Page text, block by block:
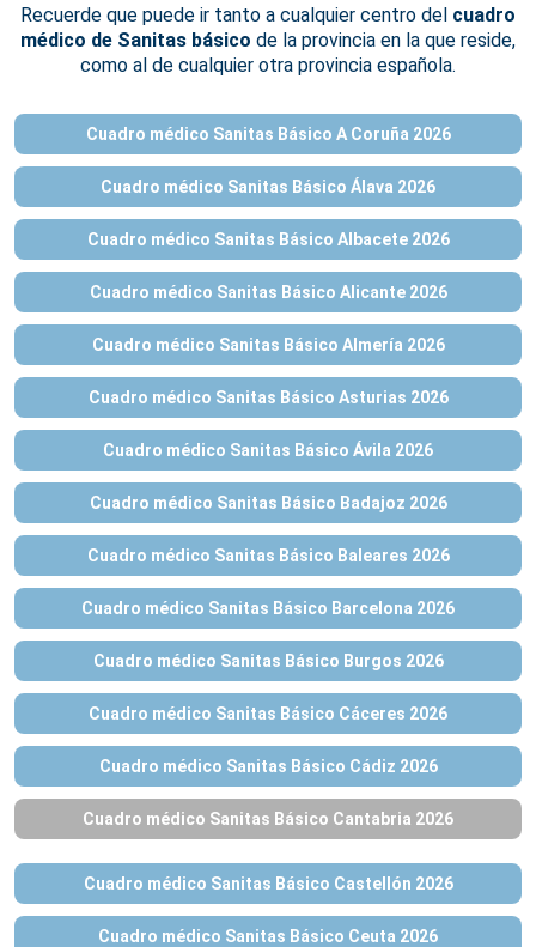
Recuerde que puede ir tanto a cualquier centro del cuadro
médico de Sanitas básico de la provincia en la que reside,
como al de cualquier otra provincia española.
Cuadro médico Sanitas Básico A Coruña 2026
Cuadro médico Sanitas Básico Álava 2026
Cuadro médico Sanitas Básico Albacete 2026
Cuadro médico Sanitas Básico Alicante 2026
Cuadro médico Sanitas Básico Almería 2026
Cuadro médico Sanitas Básico Asturias 2026
Cuadro médico Sanitas Básico Ávila 2026
Cuadro médico Sanitas Básico Badajoz 2026
Cuadro médico Sanitas Básico Baleares 2026
Cuadro médico Sanitas Básico Barcelona 2026
Cuadro médico Sanitas Básico Burgos 2026
Cuadro médico Sanitas Básico Cáceres 2026
Cuadro médico Sanitas Básico Cádiz 2026
Cuadro médico Sanitas Básico Cantabria 2026
Cuadro médico Sanitas Básico Castellón 2026
Cuadro médico Sanitas Básico Ceuta 2026